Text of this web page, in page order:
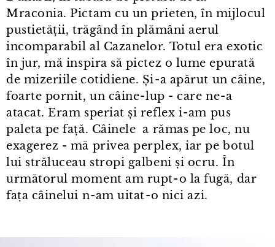
Mraconia. Pictam cu un prieten, în mijlocul
pustietății, trăgând în plămâni aerul
incomparabil al Cazanelor. Totul era exotic
în jur, mă inspira să pictez o lume epurată
de mizeriile cotidiene. Și⁠-⁠a apărut un câine,
foarte pornit, un câine⁠-⁠lup - care ne⁠-⁠a
atacat. Eram speriat și reflex i⁠-⁠am pus
paleta pe față. Câinele a rămas pe loc, nu
exagerez - mă privea perplex, iar pe botul
lui străluceau stropi galbeni și ocru. În
următorul moment am rupt⁠-⁠o la fugă, dar
fața câinelui n⁠-⁠am uitat⁠-⁠o nici azi.